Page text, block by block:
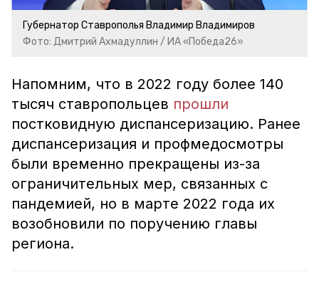
Губернатор Ставрополья Владимир Владимиров
Фото: Дмитрий Ахмадуллин / ИА «Победа26»
Напомним, что в 2022 году более 140
тысяч ставропольцев прошли
постковидную диспансеризацию. Ранее
диспансеризация и профмедосмотры
были временно прекращены из-за
ограничительных мер, связанных с
пандемией, но в марте 2022 года их
возобновили по поручению главы
региона.